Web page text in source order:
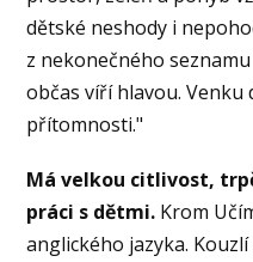
dětské neshody i
z nekonečného
občas víří hlavou. Venku
přítomnosti."
Má velkou citlivost,
práci s dětmi. Krom
anglického jazyka.